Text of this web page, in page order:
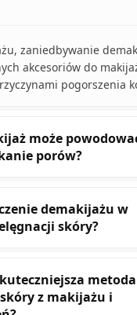
zaniedbywanie
akcesoriów do
pogorszenia
może
porów?
demakijażu w
skóry?
metoda
z makijażu i